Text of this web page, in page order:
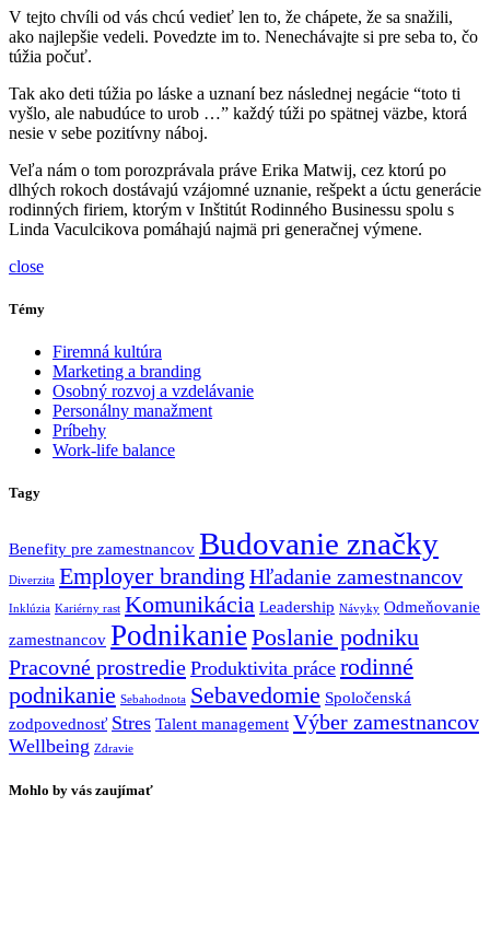
V tejto chvíli od vás chcú vedieť len to, že chápete, že sa snažili,
ako najlepšie vedeli. Povedzte im to. Nenechávajte si pre seba to, čo
túžia počuť.
Tak ako deti túžia po láske a uznaní bez následnej negácie “toto ti
vyšlo, ale nabudúce to urob …” každý túži po spätnej väzbe, ktorá
nesie v sebe pozitívny náboj.
Veľa nám o tom porozprávala práve Erika Matwij, cez ktorú po
dlhých rokoch dostávajú vzájomné uznanie, rešpekt a úctu generácie
rodinných firiem, ktorým v Inštitút Rodinného Businessu spolu s
Linda Vaculcikova pomáhajú najmä pri generačnej výmene.
close
Témy
Firemná kultúra
Marketing a branding
Osobný rozvoj a vzdelávanie
Personálny manažment
Príbehy
Work-life balance
Tagy
Benefity pre zamestnancov Budovanie značky
Diverzita Employer branding Hľadanie zamestnancov
Inklúzia Kariérny rast Komunikácia Leadership Návyky Odmeňovanie
zamestnancov Podnikanie Poslanie podniku
Pracovné prostredie Produktivita práce rodinné
podnikanie Sebahodnota Sebavedomie Spoločenská
zodpovednosť Stres Talent management Výber zamestnancov
Wellbeing Zdravie
Mohlo by vás zaujímať